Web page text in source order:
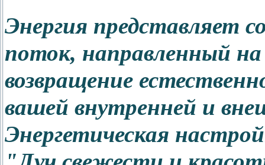
Энергия представляет
поток, направленный на
возвращение
вашей внутренней и
Энергетическая